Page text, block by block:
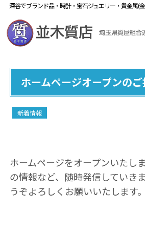
深谷でブランド品・時計・宝石ジュエリー・貴金属(
ホームページオープンの
新着情報
ホームページをオープンいたし
の情報など、随時発信していき
うぞよろしくお願いいたします。